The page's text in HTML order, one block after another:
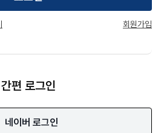
회원가입
간편 로그인
네이버 로그인